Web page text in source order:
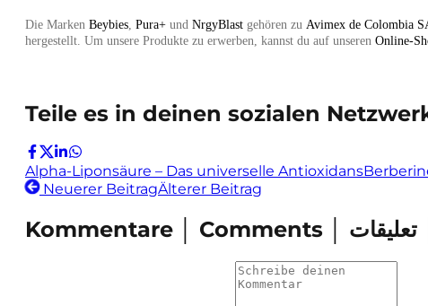
Die Marken Beybies Pura+ und NrgyBlast gehören zu Avimex de Colombia
hergestellt. Um unsere Produkte zu erwerben, kannst du auf unseren Online-
Teile es in deinen sozialen
Alpha-Liponsäure – Das universelle Antioxidans
Neuerer BeitragÄlterer Beitrag